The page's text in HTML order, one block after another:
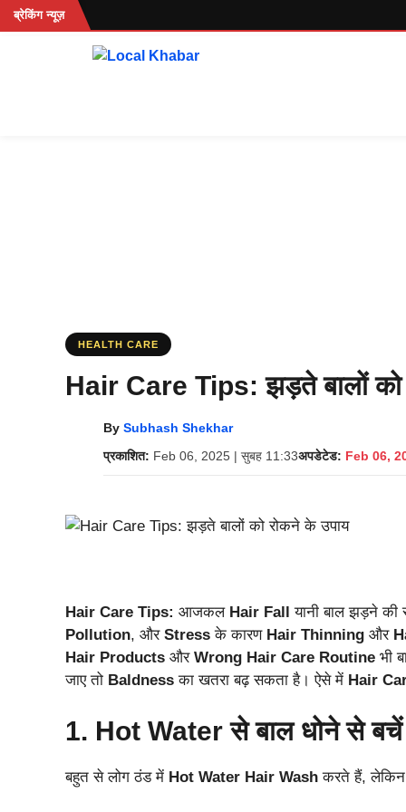
Skip
to
ब्रेकिंग न्यूज़
HEALTH CARE
Hair Care Tips: झड़ते बालों को
By Subhash Shekhar
प्रकाशित: Feb 06, 2025 | सुबह 11:33अपडेटेड: Feb 06,
Hair Care Tips: आजकल Hair Fall यानी बाल झड़ने
Pollution, और Stress के कारण Hair Thinning और
Hair Products और Wrong Hair Care Routine भी
जाए तो Baldness का खतरा बढ़ सकता है। ऐसे में Hair
1. Hot Water से बाल धोने से बचें
बहुत से लोग ठंड में Hot Water Hair Wash करते हैं, लेकिन